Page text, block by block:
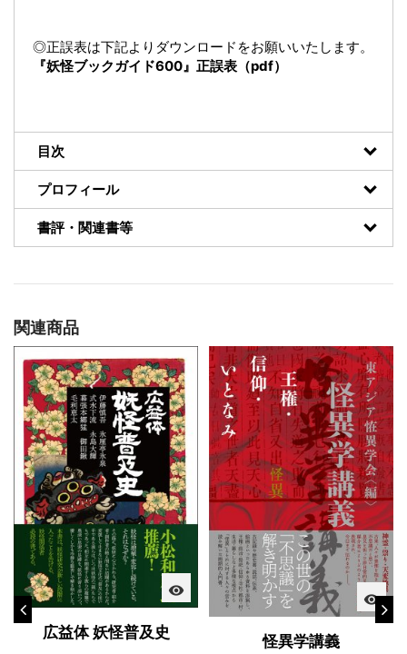
◎正誤表は下記よりダウンロードをお願いいたします。
『妖怪ブックガイド600』正誤表（pdf）
目次
プロフィール
書評・関連書等
関連商品
visibility
広益体 妖怪普及史
visibility
怪異学講義